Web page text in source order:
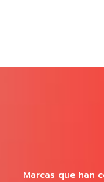
Marcas que han